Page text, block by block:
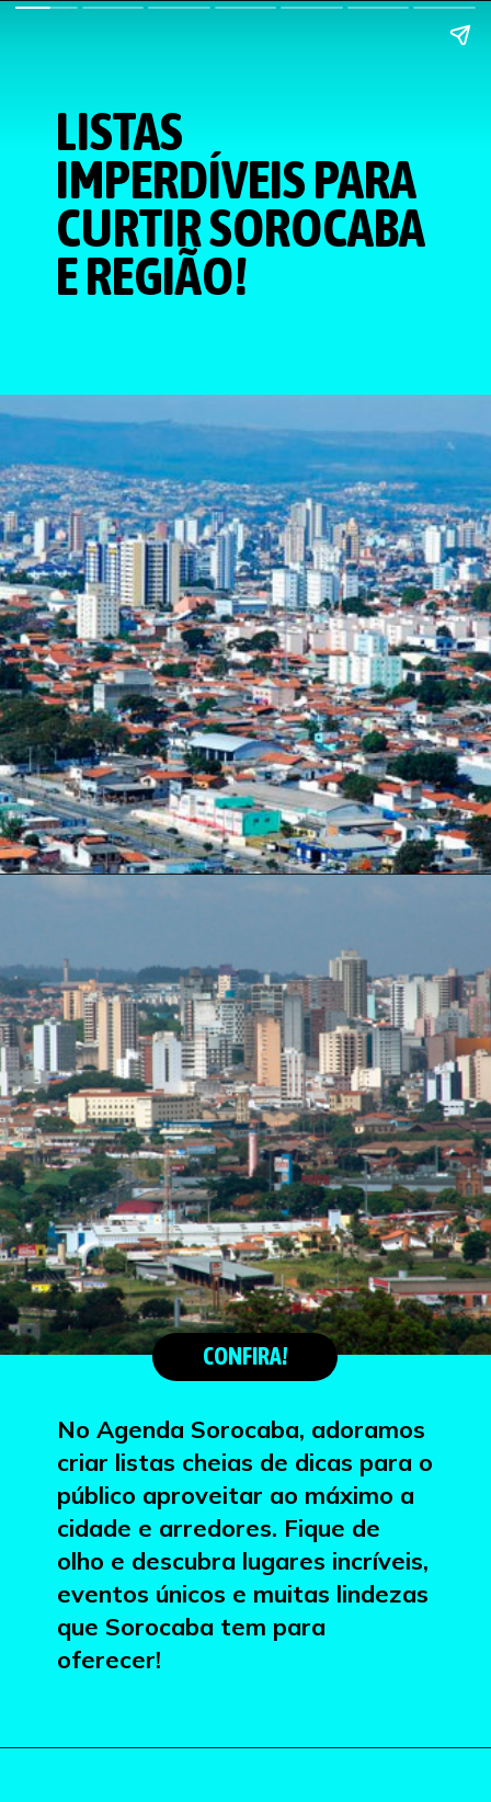
LISTAS
IMPERDÍVEIS PARA
CURTIR SOROCABA
E REGIÃO!
No Agenda Sorocaba, adoramos
criar listas cheias de dicas para o
público aproveitar ao máximo a
cidade e arredores. Fique de
olho e descubra lugares incríveis,
eventos únicos e muitas lindezas
que Sorocaba tem para
oferecer!
CONFIRA!